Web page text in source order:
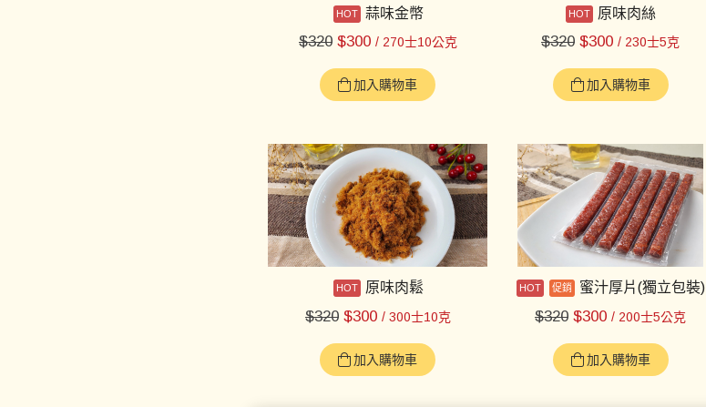
蒜味金幣
$320 $300 / 270士10公克
加入購物車
原味肉絲
$320 $300/ 230士5克
加入購物車
原味肉鬆
$320 $300 / 300士10克
加入購物車
蜜汁厚片(獨立包裝)
$320 $300/ 200士5公克
加入購物車